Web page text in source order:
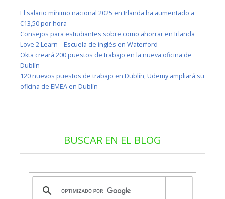
El salario mínimo nacional 2025 en Irlanda ha aumentado a
€13,50 por hora
Consejos para estudiantes sobre como ahorrar en Irlanda
Love 2 Learn – Escuela de inglés en Waterford
Okta creará 200 puestos de trabajo en la nueva oficina de
Dublín
120 nuevos puestos de trabajo en Dublín, Udemy ampliará su
oficina de EMEA en Dublín
BUSCAR EN EL BLOG